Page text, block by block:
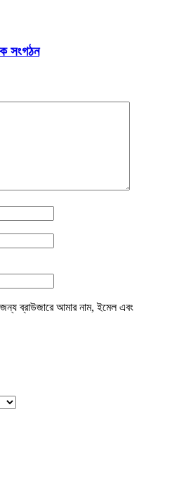
সংগঠন
ব্রাউজারে আমার নাম, ইমেল এবং